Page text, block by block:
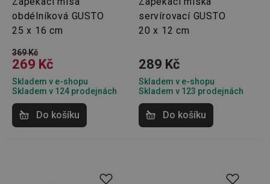
obdélníková GUSTO
25 x 16 cm
369 Kč
269 Kč
Skladem v e-shopu
Skladem v 124 prodejnách
Do košíku
servírovací GUSTO
20 x 12 cm
289 Kč
Skladem v e-shopu
Skladem v 123 prodejnách
Do košíku